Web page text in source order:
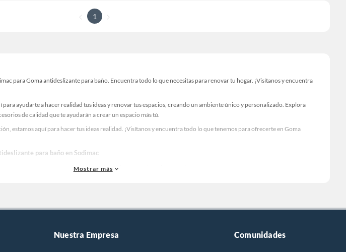
1
para Goma antideslizante para baño. Encuentra todo lo que necesitas para renovar tu hogar. ¡Visítanos y encuentra
para ayudarte a hacer realidad tus ideas y renovar tus espacios, creando un ambiente único y personalizado. Explora
de calidad que te ayudarán a crear un espacio más tú.
estamos aquí para hacer tus ideas realidad. ¡Visítanos y encuentra todo lo que tenemos para ofrecerte en Goma
para baño en Sodimac
tus proyectos y renovación de espacios. ¡Visítanos y descubre todo lo que tenemos para ofrecerte!
Mostrar más
Nuestra Empresa Comunidades